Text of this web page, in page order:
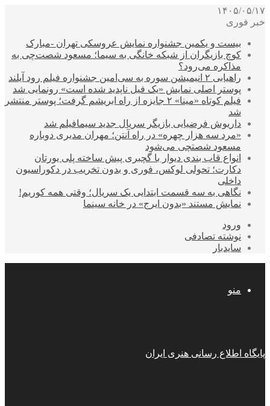
۱۴۰۵/۰۵/۱۷
خبر فوری
بیست و یکمین جشنواره نمایش عروسکی تهران -مبارک
کوچ بازیگران از شبکه خانگی به سیما؛ مسعود شصت‌چی به
مذاکره می‌رود؟
راهیابی ۲ انیمیشن سوره به سی‌امین جشنواره فیلم رود آیلند
پوستر اصلی نمایش «یک فیل ناپدید شده است» رونمایی شد
فیلم کوتاه «مینا» ۲ جایزه از راه ابریشم گرفت؛ پوستر منتشر
شد
داریوش فرضیایی بازیگر سریال جدید سیمافیلم شد
«مرد سه هزار چهره» در راه آنتن؛ مهران مدیری دوباره
مسعود شصتچی می‌شود
انواع قاب بندی دیوار با گچبری پیش ساخته پلی یورتان
دکارت؛ تحولی لوکس، فوری و بدون تخریب در دکوراسیون
داخلی
نگاهی به سه قسمت ابتدایی یک سریال؛ وقتی همه کوریم!
نمایش مستند «بدون ایرج» در خانه سینما
ورود
نوشته تصادفی
سایدبار
منو
پایگاه اطلاع رسانی هنری ایران